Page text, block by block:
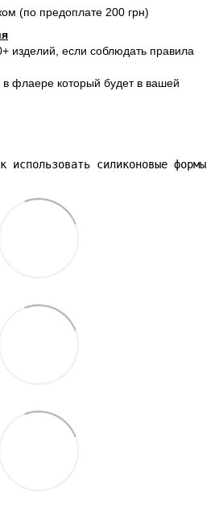
(по предоплате 200 грн)
изделий, если соблюдать правила
флаере который будет в вашей
использовать силиконовые формы